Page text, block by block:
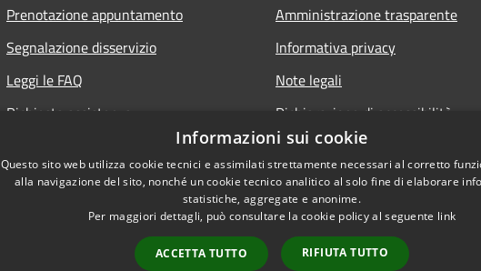
Prenotazione appuntamento
Segnalazione disservizio
Leggi le FAQ
Richiesta assistenza
Amministrazione trasparente
Informativa privacy
Note legali
Dichiarazione di accessibilità
Informazioni sui cookie
Questo sito web utilizza cookie tecnici e assimilati strettamente necessari al corretto
alla navigazione del sito, nonché un cookie tecnico analitico al solo fine di elaborare
statistiche, aggregate e anonime.
Per maggiori dettagli, può consultare la cookie policy al seguente link
ACCETTA TUTTO RIFIUTA TUTTO